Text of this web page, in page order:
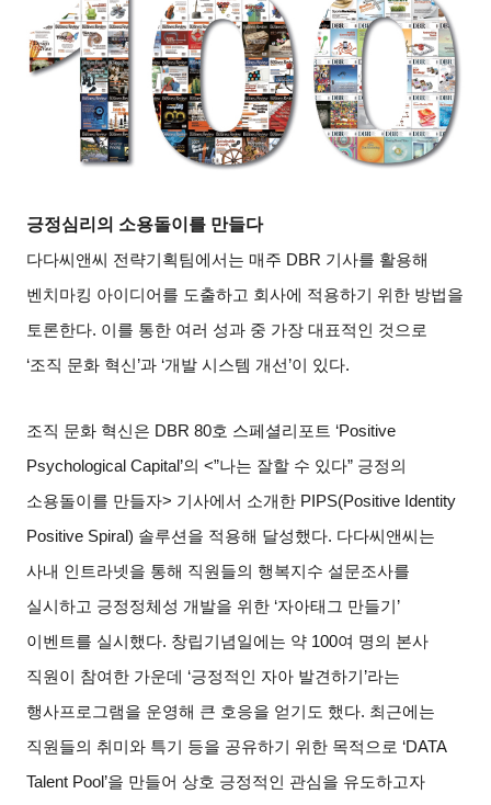
긍정심리의 소용돌이를 만들다
다다씨앤씨 전략기획팀에서는 매주 DBR 기사를 활용해
벤치마킹 아이디어를 도출하고 회사에 적용하기 위한 방법을
토론한다. 이를 통한 여러 성과 중 가장 대표적인 것으로
‘조직 문화 혁신’과 ‘개발 시스템 개선’이 있다.
조직 문화 혁신은 DBR 80호 스페셜리포트 ‘Positive
Psychological Capital’의 <”나는 잘할 수 있다” 긍정의
소용돌이를 만들자> 기사에서 소개한 PIPS(Positive Identity
Positive Spiral) 솔루션을 적용해 달성했다. 다다씨앤씨는
사내 인트라넷을 통해 직원들의 행복지수 설문조사를
실시하고 긍정정체성 개발을 위한 ‘자아태그 만들기 ’
이벤트를 실시했다. 창립기념일에는 약 100여 명의 본사
직원이 참여한 가운데
‘긍정적인 자아 발견하기 ’라는
행사프로그램을 운영해 큰 호응을 얻기도 했다. 최근에는
직원들의 취미와 특기 등을 공유하기 위한 목적으로 ‘DATA
Talent Pool’을 만들어 상호 긍정적인 관심을 유도하고자